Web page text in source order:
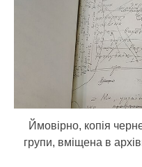
Ймовірно, копія
групи, вміщена в